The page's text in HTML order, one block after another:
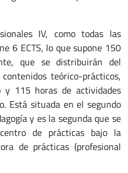
IV, como todas las
6 ECTS, lo que supone 150
que se distribuirán del
teórico-prácticos,
115 horas de actividades
Está situada en el segundo
y es la segunda que se
de prácticas bajo la
de prácticas (profesional